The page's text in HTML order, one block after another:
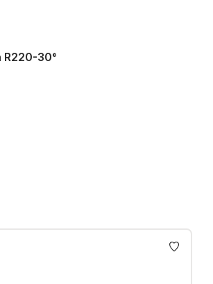
R220-30°